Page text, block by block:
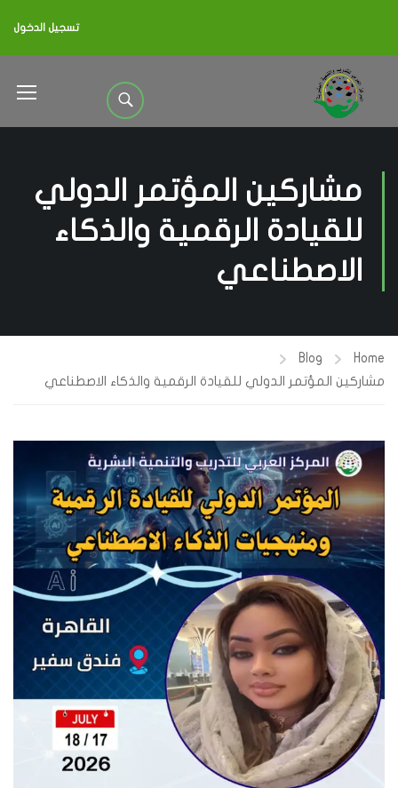
تسجيل الدخول
مشاركين المؤتمر الدولي
للقيادة الرقمية والذكاء
الاصطناعي
Home
Blog
مشاركين المؤتمر الدولي للقيادة الرقمية والذكاء الاصطناعي